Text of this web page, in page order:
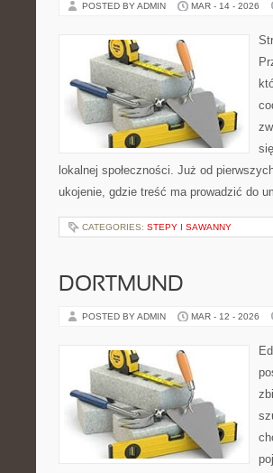
POSTED BY ADMIN MAR - 14 - 2026
lokalnej społeczności. Już od
ukojenie, gdzie treść ma prowadzić do
CATEGORIES: STEPY I SAWANNY
DORTMUND
POSTED BY ADMIN MAR - 12 - 2026